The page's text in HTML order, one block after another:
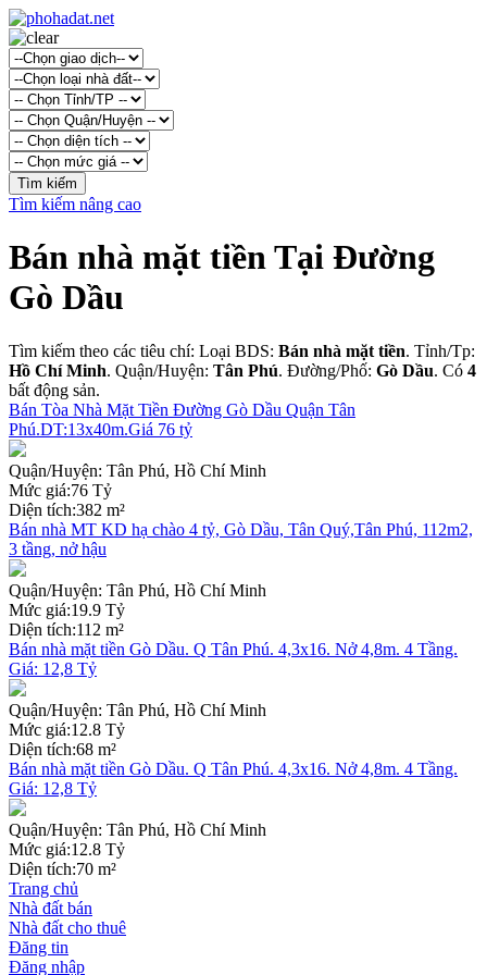
Tìm kiếm nâng cao
Bán nhà mặt tiền Tại Đường
Gò Dầu
Tìm kiếm theo các tiêu chí: Loại BDS: Bán nhà mặt tiền. Tỉnh/Tp:
Hồ Chí Minh. Quận/Huyện: Tân Phú. Đường/Phố: Gò Dầu. Có 4
bất động sản.
Bán Tòa Nhà Mặt Tiền Đường Gò Dầu Quận Tân
Phú.DT:13x40m.Giá 76 tỷ
Quận/Huyện: Tân Phú, Hồ Chí Minh
Mức giá:76 Tỷ
Diện tích:382 m²
Bán nhà MT KD hạ chào 4 tỷ, Gò Dầu, Tân Quý,Tân Phú, 112m2,
3 tầng, nở hậu
Quận/Huyện: Tân Phú, Hồ Chí Minh
Mức giá:19.9 Tỷ
Diện tích:112 m²
Bán nhà mặt tiền Gò Dầu. Q Tân Phú. 4,3x16. Nở 4,8m. 4 Tầng.
Giá: 12,8 Tỷ
Quận/Huyện: Tân Phú, Hồ Chí Minh
Mức giá:12.8 Tỷ
Diện tích:68 m²
Bán nhà mặt tiền Gò Dầu. Q Tân Phú. 4,3x16. Nở 4,8m. 4 Tầng.
Giá: 12,8 Tỷ
Quận/Huyện: Tân Phú, Hồ Chí Minh
Mức giá:12.8 Tỷ
Diện tích:70 m²
Trang chủ
Nhà đất bán
Nhà đất cho thuê
Đăng tin
Đăng nhập